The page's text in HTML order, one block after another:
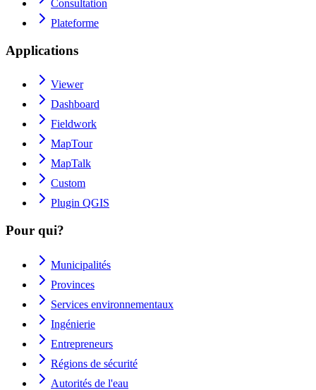
Consultation
Plateforme
Applications
Viewer
Dashboard
Fieldwork
MapTour
MapTalk
Custom
Plugin QGIS
Pour qui?
Municipalités
Provinces
Services environnementaux
Ingénierie
Entrepreneurs
Régions de sécurité
Autorités de l'eau